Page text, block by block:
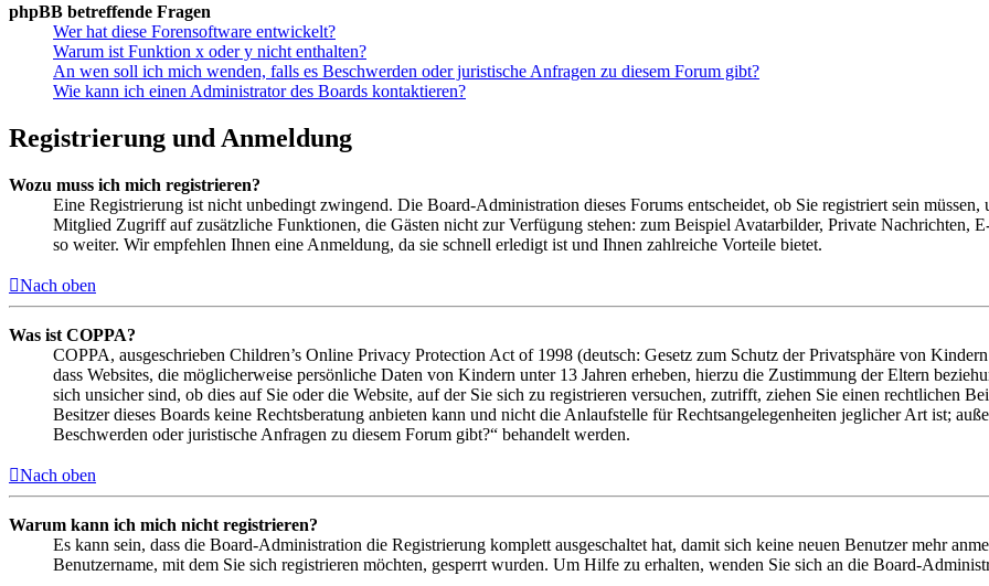
phpBB betreffende Fragen
Wer hat diese Forensoftware entwickelt?
Warum ist Funktion x oder y nicht enthalten?
An wen soll ich mich wenden, falls es Beschwerden oder juristische Anfragen zu diesem Forum gibt?
Wie kann ich einen Administrator des Boards kontaktieren?
Registrierung und Anmeldung
Wozu muss ich mich registrieren?
Eine Registrierung ist nicht unbedingt zwingend. Die Board-Administration dieses Forums entscheidet, ob Sie registriert sein
Mitglied Zugriff auf zusätzliche Funktionen, die Gästen nicht zur Verfügung stehen: zum Beispiel Avatarbilder, Private Nachrichten,
so weiter. Wir empfehlen Ihnen eine Anmeldung, da sie schnell erledigt ist und Ihnen zahlreiche Vorteile bietet.
Nach oben
Was ist COPPA?
COPPA, ausgeschrieben Children’s Online Privacy Protection Act of 1998 (deutsch: Gesetz zum Schutz der Privatsphäre von
dass Websites, die möglicherweise persönliche Daten von Kindern unter 13 Jahren erheben, hierzu die Zustimmung der Eltern
sich unsicher sind, ob dies auf Sie oder die Website, auf der Sie sich zu registrieren versuchen, zutrifft, ziehen Sie einen rechtlichen
Besitzer dieses Boards keine Rechtsberatung anbieten kann und nicht die Anlaufstelle für Rechtsangelegenheiten jeglicher Art ist;
Beschwerden oder juristische Anfragen zu diesem Forum gibt?“ behandelt werden.
Nach oben
Warum kann ich mich nicht registrieren?
Es kann sein, dass die Board-Administration die Registrierung komplett ausgeschaltet hat, damit sich keine neuen Benutzer mehr
Benutzername, mit dem Sie sich registrieren möchten, gesperrt wurden. Um Hilfe zu erhalten, wenden Sie sich an die Board-